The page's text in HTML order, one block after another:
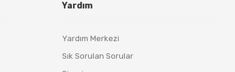
Yardım
Yardım Merkezi
Sık Sorulan Sorular